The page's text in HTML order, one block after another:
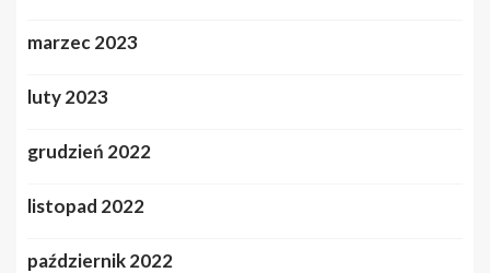
marzec 2023
luty 2023
grudzień 2022
listopad 2022
październik 2022